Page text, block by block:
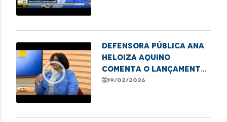
play_circle_outline
Defensora pública Ana
Heloiza Aquino
comenta o lançamento
do Selo Escola
19/02/2026